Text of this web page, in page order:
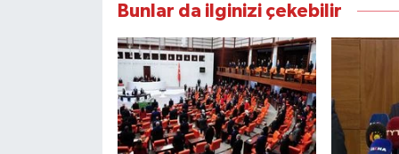
Bunlar da ilginizi çekebilir